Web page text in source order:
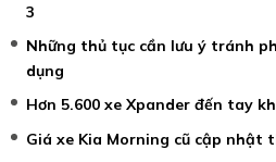
3
Những thủ tục cần lưu ý tránh
dụng
Hơn 5.600 xe Xpander đến tay
Giá xe Kia Morning cũ cập nhật